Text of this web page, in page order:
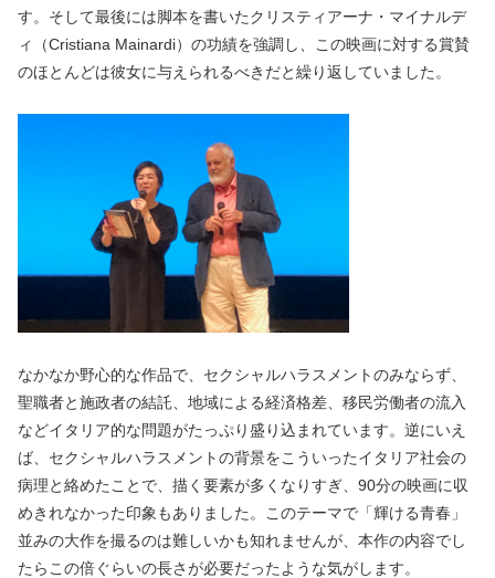
す。そして最後には脚本を書いたクリスティアーナ・マイナルデ
ィ（Cristiana Mainardi）の功績を強調し、この映画に対する賞賛
のほとんどは彼女に与えられるべきだと繰り返していました。
なかなか野心的な作品で、セクシャルハラスメントのみならず、
聖職者と施政者の結託、地域による経済格差、移民労働者の流入
などイタリア的な問題がたっぷり盛り込まれています。逆にいえ
ば、セクシャルハラスメントの背景をこういったイタリア社会の
病理と絡めたことで、描く要素が多くなりすぎ、90分の映画に収
めきれなかった印象もありました。このテーマで「輝ける青春」
並みの大作を撮るのは難しいかも知れませんが、本作の内容でし
たらこの倍ぐらいの長さが必要だったような気がします。